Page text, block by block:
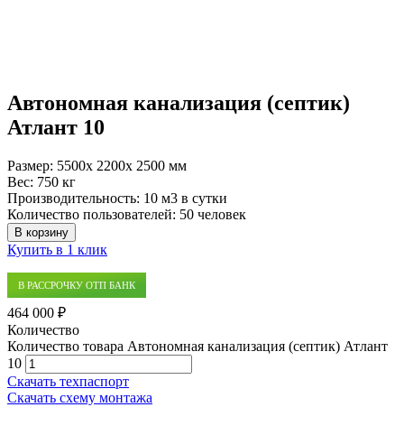
Автономная канализация (септик)
Атлант 10
Размер: 5500x 2200x 2500 мм
Вес: 750 кг
Производительность: 10 м3 в сутки
Количество пользователей: 50 человек
В корзину
Купить в 1 клик
В РАССРОЧКУ ОТП БАНК
464 000 ₽
Количество
Количество товара Автономная канализация (септик) Атлант
10
Скачать техпаспорт
Скачать схему монтажа